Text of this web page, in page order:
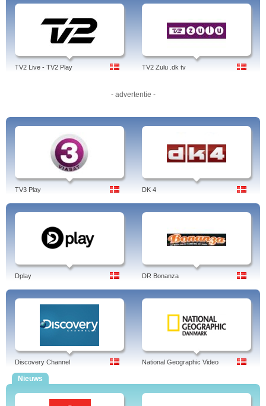
TV2 Live - TV2 Play TV2 Zulu .dk tv
- advertentie -
TV3 Play DK 4
Dplay DR Bonanza
Discovery Channel National Geographic Video
Nieuws